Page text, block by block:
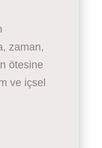
zaman,
ötesine
ve içsel